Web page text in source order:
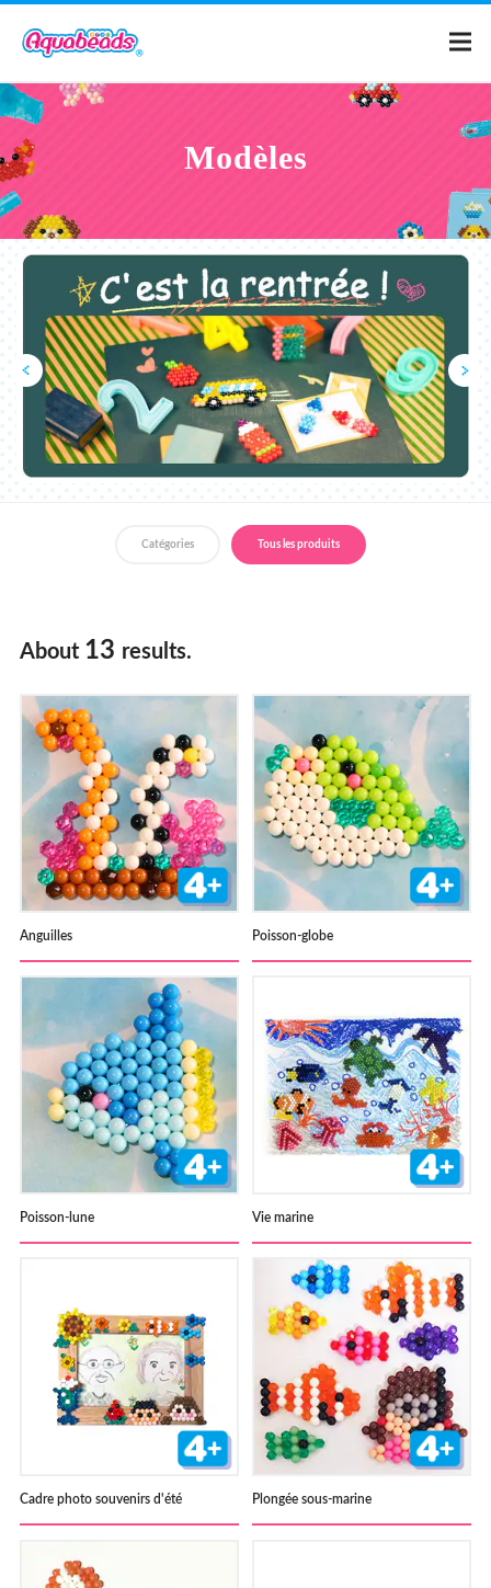
Qu'est-ce qu'Aquabeads ?
Vidéos
Pour les parents
Modèles
Catégories Tous les produits
About 13 results.
Anguilles Poisson-globe
Poisson-lune Vie marine
Cadre photo souvenirs d'été Plongée sous-marine